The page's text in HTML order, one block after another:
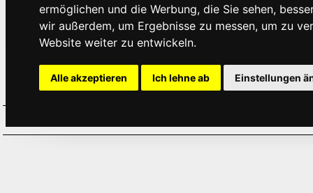
ermöglichen und die Werbung, die Sie sehen,
wir außerdem, um Ergebnisse zu messen, um zu
Website weiter zu entwickeln.
Alle akzeptieren Ich lehne ab Einstellungen